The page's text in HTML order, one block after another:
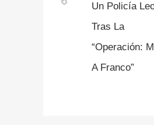
Un Policía
Tras La
“Operación:
A Franco”